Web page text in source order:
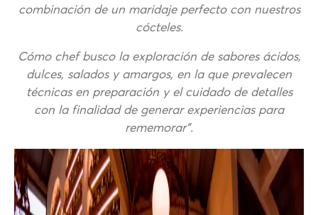
combinación de un maridaje perfecto con nuestros
cócteles.
Cómo chef busco la exploración de sabores ácidos,
dulces, salados y amargos, en la que prevalecen
técnicas en preparación y el cuidado de detalles
con la finalidad de generar experiencias para
rememorar”.